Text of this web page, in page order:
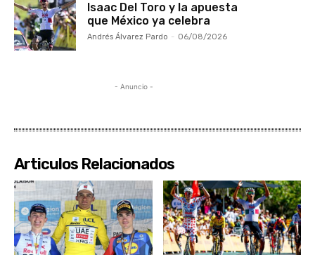
Isaac Del Toro y la apuesta
que México ya celebra
Andrés Álvarez Pardo - 06/08/2026
- Anuncio -
Articulos Relacionados